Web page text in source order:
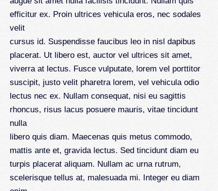
efficitur ex. Proin ultrices vehicula eros, nec sodales
velit
cursus id. Suspendisse faucibus leo in nisl dapibus
placerat. Ut libero est, auctor vel ultrices sit amet,
viverra at lectus. Fusce vulputate, lorem vel porttitor
suscipit, justo velit pharetra lorem, vel vehicula odio
lectus nec ex. Nullam consequat, nisi eu sagittis
rhoncus, risus lacus posuere mauris, vitae tincidunt
nulla
libero quis diam. Maecenas quis metus commodo,
mattis ante et, gravida lectus. Sed tincidunt diam eu
turpis placerat aliquam. Nullam ac urna rutrum,
scelerisque tellus at, malesuada mi. Integer eu diam